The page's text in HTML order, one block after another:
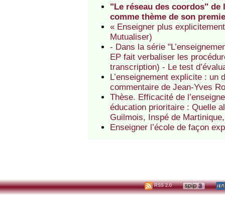
"Le réseau des coordos" de
comme thème de son
« Enseigner plus
Mutualiser)
- Dans la série
EP fait verbaliser les
transcription) - Le test
L’enseignement explicite :
commentaire de Jean-Yves
Thèse. Efficacité de
éducation prioritaire : Quelle
Guilmois, Inspé de
Enseigner l’école de façon
RSS 2.0